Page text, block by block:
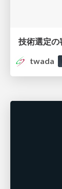
twada